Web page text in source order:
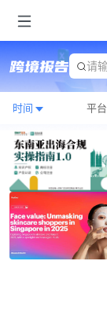
请
时间 平台